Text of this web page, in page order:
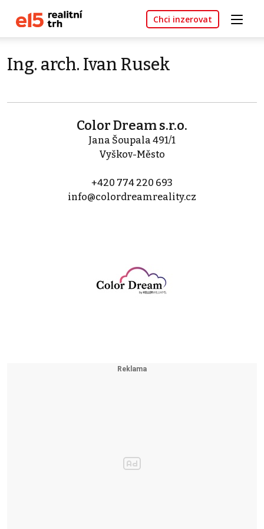
Chci inzerovat
Ing. arch. Ivan Rusek
Color Dream s.r.o.
Jana Šoupala 491/1
Vyškov-Město
+420 774 220 693
info@colordreamreality.cz